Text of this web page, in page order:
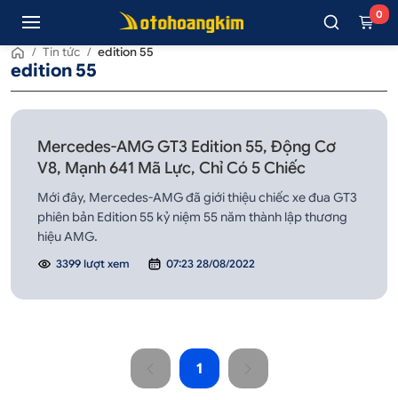
0
/ Tin tức / edition 55
edition 55
Mercedes-AMG GT3 Edition 55, Động Cơ
V8, Mạnh 641 Mã Lực, Chỉ Có 5 Chiếc
Mới đây, Mercedes-AMG đã giới thiệu chiếc xe đua GT3
phiên bản Edition 55 kỷ niệm 55 năm thành lập thương
hiệu AMG.
3399 lượt xem 07:23 28/08/2022
1